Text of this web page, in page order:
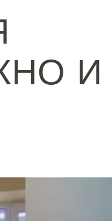
И